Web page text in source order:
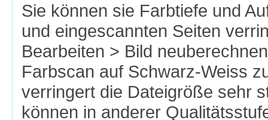
Sie können sie Farbtiefe und
und eingescannten Seiten
Bearbeiten > Bild
Farbscan auf Schwarz-Weiss
verringert die Dateigröße sehr
können in anderer